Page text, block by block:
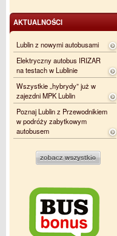
AKTUALNOŚCI
Lublin z nowymi autobusami
Elektryczny autobus IRIZAR
na testach w Lublinie
Wszystkie „hybrydy” już w
zajezdni MPK Lublin
Poznaj Lublin z Przewodnikiem
w podróży zabytkowym
autobusem